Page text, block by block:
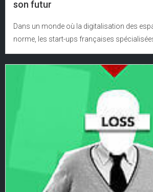
son futur
Dans un monde où la digitalisation des
norme, les start-ups françaises